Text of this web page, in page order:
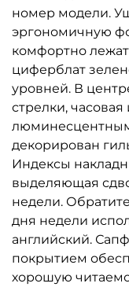
номер модели.
эргономичную
комфортно
циферблат
уровней. В
стрелки,
декорирован
Индексы
выделяющая
недели.
дня недели
английский.
покрытием
хорошую